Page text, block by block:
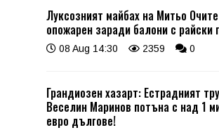
Луксозният майбах на Митьо Очите
опожарен заради балони с райски
08 Aug 14:30 2359 0
Грандиозен хазарт: Естрадният
Веселин Маринов потъна с над 1
евро дългове!